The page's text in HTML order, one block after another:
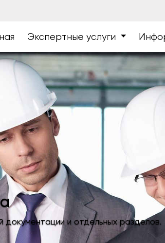
Экспертные услуги
документации и отдельных разделов.